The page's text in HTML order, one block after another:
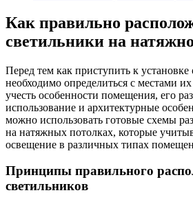
Как правильно
светильники на
Перед тем как приступить к установке
необходимо определиться с местами
учесть особенности помещения, его
использование и архитектурные
можно использовать готовые схемы
на натяжных потолках, которые
освещение в различных типах
Принципы правильного
светильников